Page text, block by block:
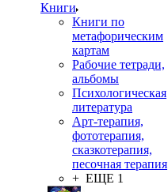
Книги
Книги по
метафорическим
картам
Рабочие тетради,
альбомы
Психологическая
литература
Арт-терапия,
фототерапия,
сказкотерапия,
песочная терапия
+ ЕЩЕ 1